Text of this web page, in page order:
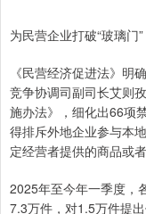
为民营企业打破“玻璃门”
《民营经济促进法》明
竞争协调司副司长艾则
施办法》，细化出66项
得排斥外地企业参与本
定经营者提供的商品或
2025年至今年一季度，
7.3万件，对1.5万件提